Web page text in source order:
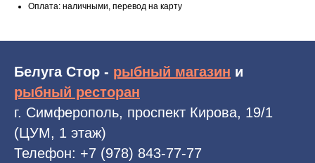
Оплата: наличными, перевод на карту
Белуга Стор - рыбный магазин и
рыбный ресторан
г. Симферополь, проспект Кирова, 19/1
(ЦУМ, 1 этаж)
Телефон: +7 (978) 843-77-77